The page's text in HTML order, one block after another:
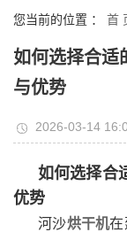
您当前的位置 ： 首
如何选择合适
与优势
2026-03-14
如何选择合
优势
河沙烘干机在